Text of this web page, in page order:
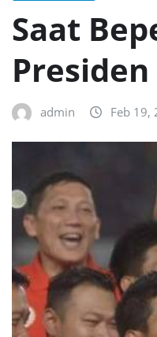
Saat
Presiden
admin Feb 19,